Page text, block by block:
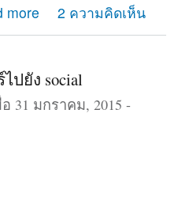
more 2 ความคิดเห็น
ปยัง social
31 มกราคม, 2015 -